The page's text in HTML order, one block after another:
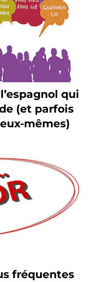
qui
(et parfois
mêmes)
fréquentes